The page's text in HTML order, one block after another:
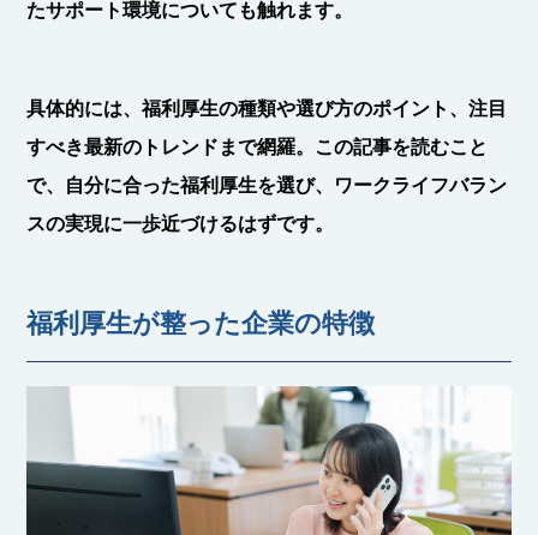
たサポート環境についても触れます。
具体的には、福利厚生の種類や選び方のポイント、注目
すべき最新のトレンドまで網羅。この記事を読むこと
で、自分に合った福利厚生を選び、ワークライフバラン
スの実現に一歩近づけるはずです。
福利厚生が整った企業の特徴